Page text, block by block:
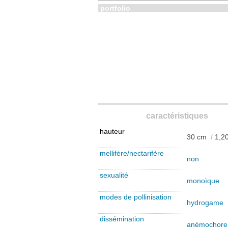
portfolio
caractéristiques
hauteur
30 cm /
mellifère/nectarifère
non
sexualité
monoïque
modes de pollinisation
hydrogame
dissémination
anémochore